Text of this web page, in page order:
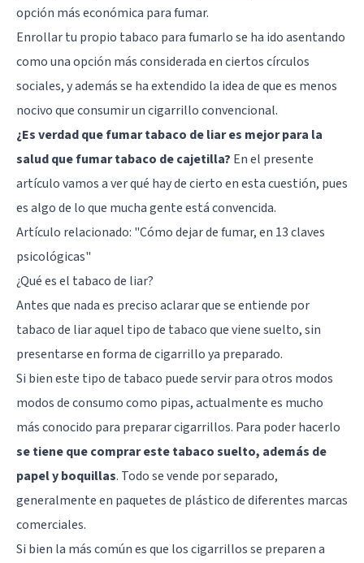
opción más económica para fumar.
Enrollar tu propio tabaco para fumarlo se ha ido asentando
como una opción más considerada en ciertos círculos
sociales, y además se ha extendido la idea de que es menos
nocivo que consumir un cigarrillo convencional.
¿Es verdad que fumar tabaco de liar es mejor para la
salud que fumar tabaco de cajetilla? En el presente
artículo vamos a ver qué hay de cierto en esta cuestión, pues
es algo de lo que mucha gente está convencida.
Artículo relacionado: "Cómo dejar de fumar, en 13 claves
psicológicas"
¿Qué es el tabaco de liar?
Antes que nada es preciso aclarar que se entiende por
tabaco de liar aquel tipo de tabaco que viene suelto, sin
presentarse en forma de cigarrillo ya preparado.
Si bien este tipo de tabaco puede servir para otros modos
modos de consumo como pipas, actualmente es mucho
más conocido para preparar cigarrillos. Para poder hacerlo
se tiene que comprar este tabaco suelto, además de
papel y boquillas. Todo se vende por separado,
generalmente en paquetes de plástico de diferentes marcas
comerciales.
Si bien la más común es que los cigarrillos se preparen a